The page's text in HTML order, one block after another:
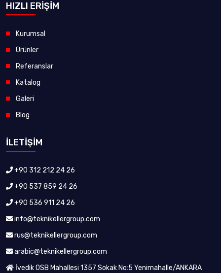
HIZLI ERİŞİM
Kurumsal
Ürünler
Referanslar
Katalog
Galeri
Blog
İLETİŞİM
+90 312 212 24 26
+90 537 859 24 26
+90 536 911 24 26
info@teknikellergroup.com
rus@teknikellergroup.com
arabic@teknikellergroup.com
İvedik OSB Mahallesi 1357 Sokak No:5 Yenimahalle/ANKARA